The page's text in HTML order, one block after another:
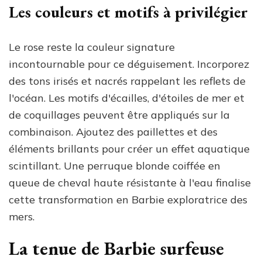
Les couleurs et motifs à privilégier
Le rose reste la couleur signature
incontournable pour ce déguisement. Incorporez
des tons irisés et nacrés rappelant les reflets de
l'océan. Les motifs d'écailles, d'étoiles de mer et
de coquillages peuvent être appliqués sur la
combinaison. Ajoutez des paillettes et des
éléments brillants pour créer un effet aquatique
scintillant. Une perruque blonde coiffée en
queue de cheval haute résistante à l'eau finalise
cette transformation en Barbie exploratrice des
mers.
La tenue de Barbie surfeuse